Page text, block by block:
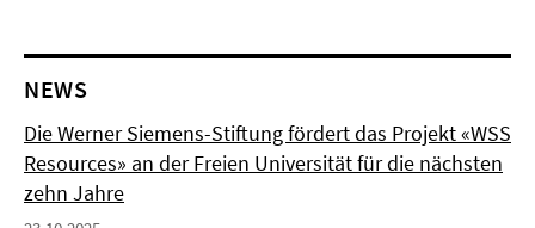
NEWS
Die Werner Siemens-Stiftung fördert das Projekt «WSS
Resources» an der Freien Universität für die nächsten
zehn Jahre